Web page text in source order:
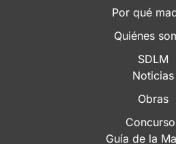
Por qué
Quiénes
SDLM
Noticias
Obras
Guía de la